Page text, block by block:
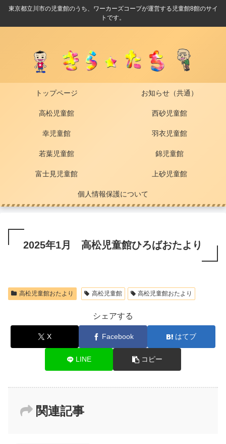
東京都立川市の児童館のうち、ワーカーズコープが運営する児童館8館のサイ
トです。
トップページ お知らせ（共通）
高松児童館 西砂児童館
幸児童館 羽衣児童館
若葉児童館 錦児童館
富士見児童館 上砂児童館
個人情報保護について
2025年1月 高松児童館ひろばおたより
高松児童館おたより 高松児童館 高松児童館おたより
シェアする
X Facebook はてブ
LINE コピー
関連記事